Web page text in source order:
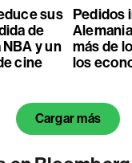
sus
de
y un
cine
Pedidos
más de
los
Cargar más